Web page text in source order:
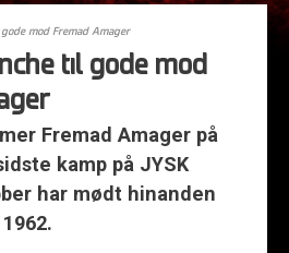
mod Fremad Amager
til gode mod
Fremad Amager på
kamp på JYSK
har mødt hinanden